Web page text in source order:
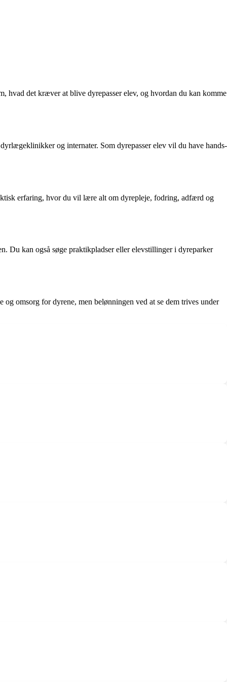
hvad det kræver at blive dyrepasser elev, og hvordan du kan komme
og internater. Som dyrepasser elev vil du have hands-
erfaring, hvor du vil lære alt om dyrepleje, fodring, adfærd og
Du kan også søge praktikpladser eller elevstillinger i dyreparker
omsorg for dyrene, men belønningen ved at se dem trives under